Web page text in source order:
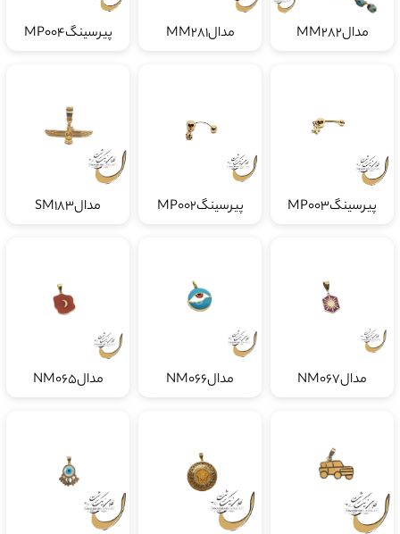
پیرسینگMP003 پیرسینگMP002 مدالSM183
مدالNM067 مدالNM066 مدالNM065
مدالSM182 مدالSM181 مدالSM181